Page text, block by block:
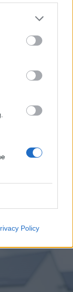
Policy
egy
új